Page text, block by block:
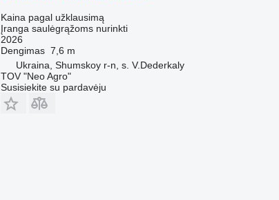
Kaina pagal užklausimą
Įranga saulėgrąžoms nurinkti
2026
Dengimas 7,6 m
Ukraina, Shumskoy r-n, s. V.Dederkaly
TOV "Neo Agro"
Susisiekite su pardavėju